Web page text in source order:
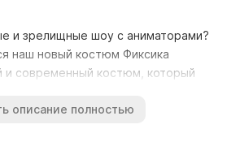
и зрелищные шоу с аниматорами?
наш новый костюм Фиксика
и современный костюм, который
Файер — это мальчик-фиксик,
описание полностью